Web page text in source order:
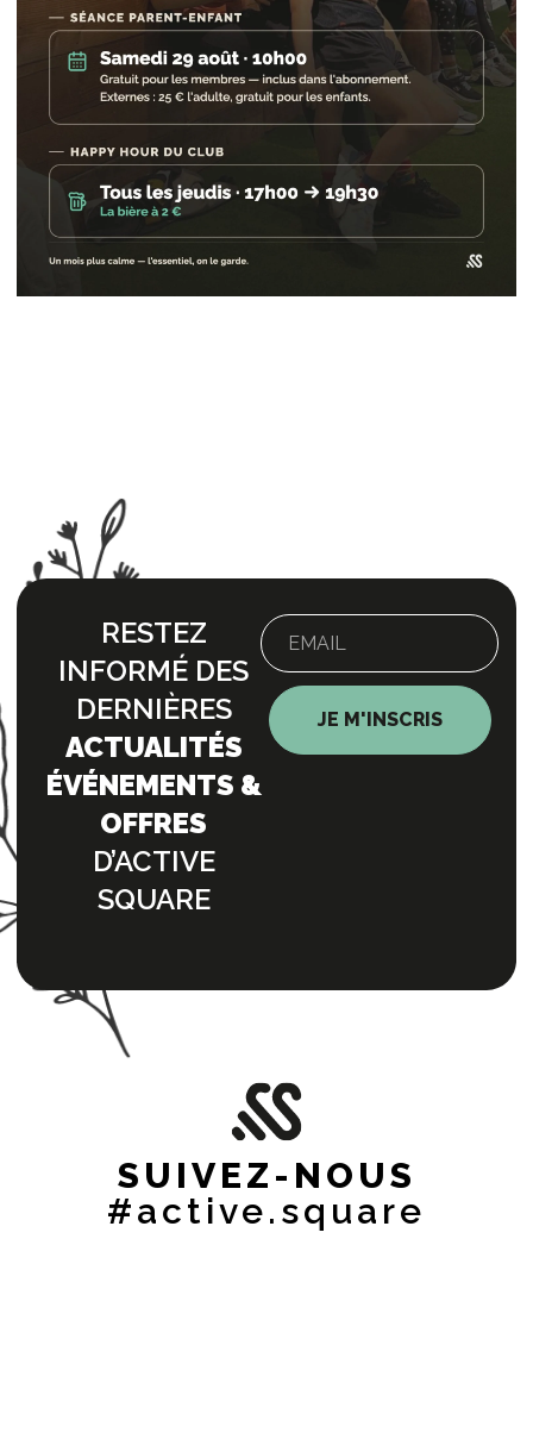
RESTEZ
INFORMÉ DES
DERNIÈRES
ACTUALITÉS
ÉVÉNEMENTS &
OFFRES
D’ACTIVE
SQUARE
JE M'INSCRIS
SUIVEZ-NOUS
#active.square